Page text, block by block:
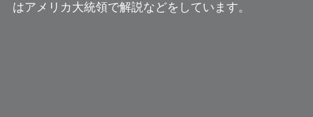
はアメリカ大統領で解説などをしています。